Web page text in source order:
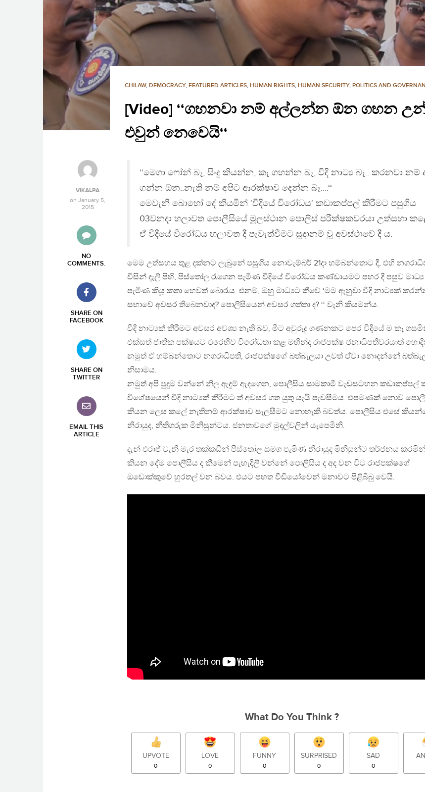
CHILAW, DEMOCRACY, FEATURED ARTICLES, HUMAN RIGHTS, HUMAN SECURITY, POLITICS AND
[Video] ‘‘ගහනවා නම් අල්ලන්න ඕන ගහන
එවුන් නෙවෙයි‘‘
VIKALPA
on January 5,
2015
NO
COMMENTS.
SHARE ON
FACEBOOK
SHARE ON
TWITTER
EMAIL THIS
ARTICLE
‘‘මෙගා ෆෝන් බෑ, සිංදු කියන්න, කෑ ගහන්න බෑ, වීදි නාට්‍ය බෑ.. කරනවා නම්
ගන්න ඕන..නැති නම් අපිට ආරක්ෂාව දෙන්න බෑ….‘‘
මෙවැනි බොහෝ දේ කියමින් ‘වීදියේ විරෝධය‘ කඩාකප්පල් කිරීමට පසුගිය
03වනදා හලාවත පොලීසියේ මූලස්ථාන පොලිස් පරීක්ෂකවරයා උත්සහා
ඒ විදීයේ විරෝධය හලාවත දී පැවැත්වීමට සූදානම් වූ අවස්ථාවේ දී ය.
මෙම උත්සහය තුළ දක්නට ලැබුනේ පසුගිය නොවැම්බර් 21දා හම්බන්තොට දී, එහි
විසින් දැලි පිහි, පිස්තෝල රැගෙන පැමිණ වීදියේ විරෝධය කණ්ඩායමට පහර දී පසුව මාධ්‍ය
පැමිණ කියූ කතා හෙවත් බොරැය. එනම්, ඔහු මාධ්‍යට කීවේ ‘මම ඇහුවා වීදි නාට්‍යක්
සභාවේ අවසර තිබෙනවාද? පොලීසියෙන් අවසර ගත්තා ද? ‘‘ වැනි කියමන්ය.
වීදි නාට්‍යක් කිරීමට අවසර අවශ්‍ය නැති බව, මීට අවුරුදු ගණනකට පෙර වීදියේ ම කෑ
එක්සත් ජාතික පක්ෂයට එරෙහිව විරෝධතා කළ මහින්ද රාජපක්ෂ ජනාධිපතිවරයාත්
නමුත් ඒ හම්බන්තොට නගරාධිපති, රාජපක්ෂගේ බත්බැලයා උවත් ඒවා නොදන්නේ
නිසාමය.
නමුත් අපි පුදුම වන්නේ නිල ඇදුම් ඇදගෙන, පොලීසිය සාමකාමී වැඩසටහන කඩාකප්පල්
විශේෂයෙන් වීදි නාට්‍යක් කිරීමට ත් අවසර ගත යුතු යැයි පැවසීමය. එපමණක් නොව
කියන ලෙස කලේ නැතිනම් ආරක්ෂාව සැලසීමට නොහැකි බවත්ය. පොලීසිය එසේ
නිරායුද, නීතිගරුක මිනිසුන්ටය. ජනතාවගේ මුදල්වලින් යැපෙමිනි.
දැන් එරාජ් වැනි මැර තක්කඩීන් පිස්තෝල සමග පැමිණ නිරායුද මිනිසුන්ට තර්ජනය
කියන දේම පොලීසිය ද කීමෙන් පැහැදිලි වන්නේ පොලීසිය ද අද වන විට රාජපක්ෂගේ
ඔඩොක්කුවේ හුරතල් වන බවය. එයට පහත වීඩියෝවෙන් මනාවට පිළිබිබු වෙයි.
What Do You Think ?
UPVOTE
0
LOVE
0
FUNNY
0
SURPRISED
0
SAD
0